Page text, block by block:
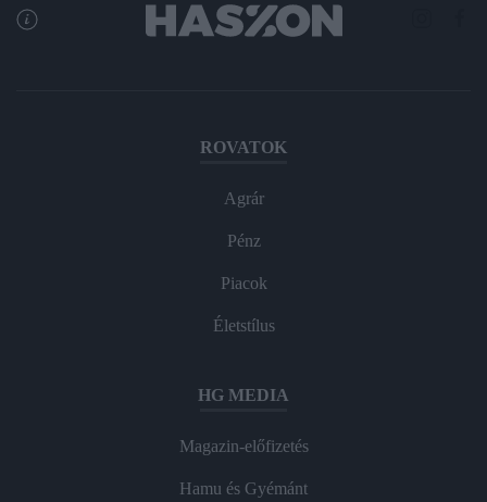
ROVATOK
Agrár
Pénz
Piacok
Életstílus
HG MEDIA
Magazin-előfizetés
Hamu és Gyémánt